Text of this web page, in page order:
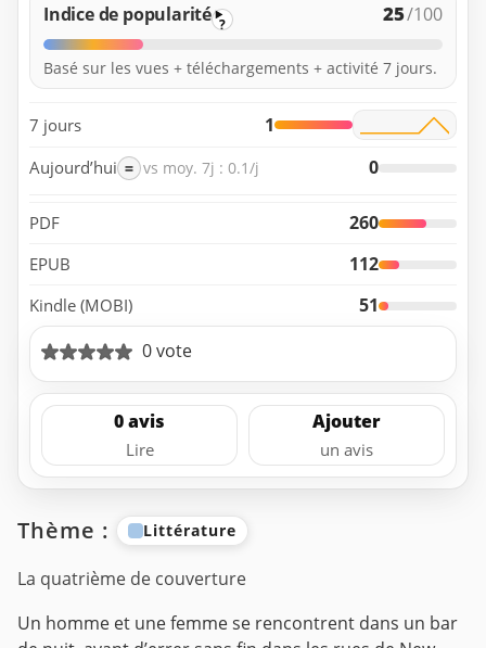
Indice de popularité ? 25/100
Basé sur les vues + téléchargements + activité 7 jours.
7 jours 1
Aujourd’hui = vs moy. 7j : 0.1/j 0
PDF 260
EPUB 112
Kindle (MOBI)
51
0 vote
0 avis
Lire
Ajouter
un avis
Thème : Littérature
La quatrième de couverture
Un homme et une femme se rencontrent dans un bar